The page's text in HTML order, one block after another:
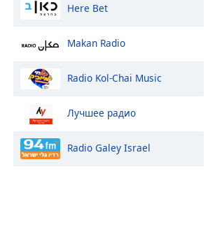
Here Bet
Makan Radio
Radio Kol-Chai Music
Лучшее радио
Radio Galey Israel